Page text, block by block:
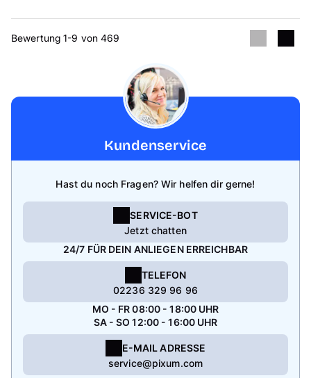
Bewertung 1-9 von 469
Kundenservice
Hast du noch Fragen? Wir helfen dir gerne!
SERVICE-BOT
Jetzt chatten
24/7 FÜR DEIN ANLIEGEN ERREICHBAR
TELEFON
02236 329 96 96
MO - FR 08:00 - 18:00 UHR
SA - SO 12:00 - 16:00 UHR
E-MAIL ADRESSE
service@pixum.com